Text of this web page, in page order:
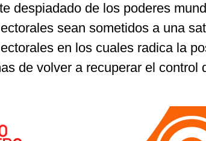
despiadado de los poderes
sean sometidos a una
en los cuales radica la
de volver a recuperar el control